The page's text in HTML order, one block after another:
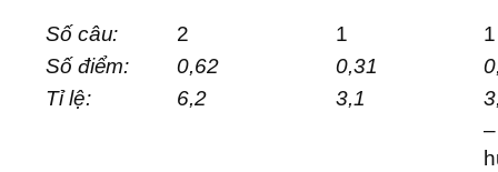
Số câu: 2 1
1
Số điểm:
0,62 0,31
Tỉ lệ:
6,2 3,1